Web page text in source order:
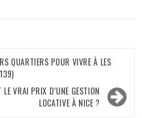
QUARTIERS POUR VIVRE À LES
LE VRAI PRIX D’UNE GESTION
LOCATIVE À NICE ?